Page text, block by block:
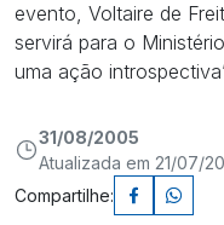
evento, Voltaire de
servirá para o
uma ação
31/08/2005
Atualizada em 21/07/
Compartilhe: